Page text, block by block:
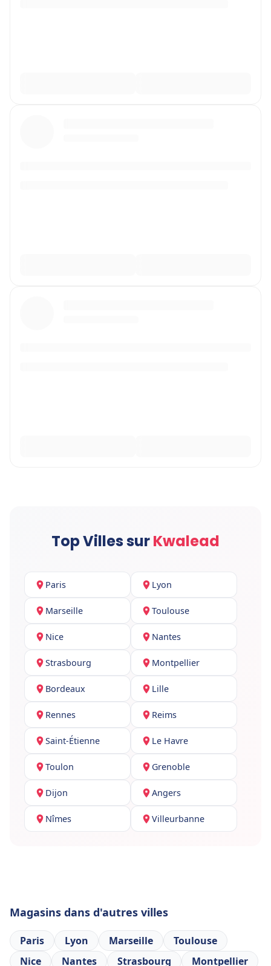
Top Villes surKwalead
Paris Lyon
Marseille Toulouse
Nice Nantes
Strasbourg Montpellier
Bordeaux Lille
Rennes Reims
Saint-Étienne Le Havre
Toulon Grenoble
Dijon Angers
Nîmes Villeurbanne
Magasins dans d'autres villes
Paris Lyon Marseille
Toulouse
Nice
Nantes Strasbourg Montpellier